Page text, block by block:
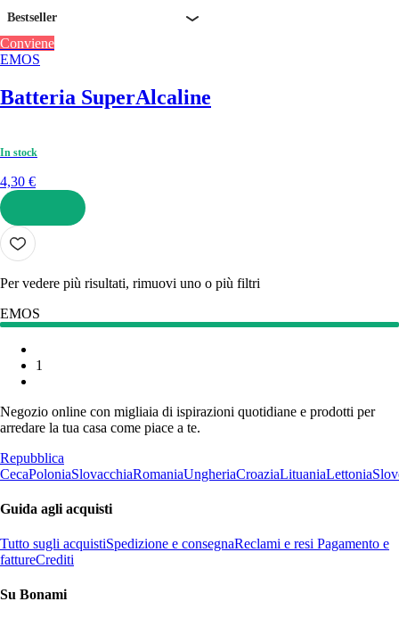
Bestseller
Conviene
EMOS
Batteria SuperAlcaline
In stock
4,30 €
AGGIUNGI
Per vedere più risultati, rimuovi uno o più filtri
EMOS
1
Negozio online con migliaia di ispirazioni quotidiane e prodotti per
arredare la tua casa come piace a te.
Repubblica
CecaPoloniaSlovacchiaRomaniaUngheriaCroaziaLituaniaLettonia
Guida agli acquisti
Tutto sugli acquistiSpedizione e consegnaReclami e resi Pagamento e
fattureCrediti
Su Bonami